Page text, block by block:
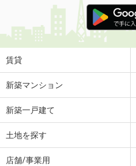
賃貸
新築マンション
新築一戸建て
土地を探す
店舗/事業用